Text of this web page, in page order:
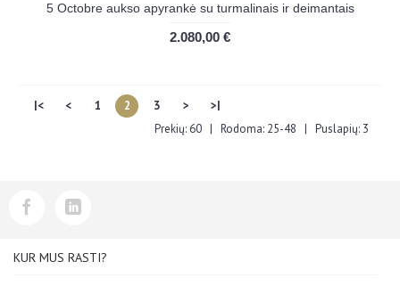
5 Octobre aukso apyrankė su turmalinais ir deimantais
2.080,00 €
|< < 1 2 3 >
>|
Prekių: 60 | Rodoma: 25-48 | Puslapių: 3
KUR MUS RASTI?